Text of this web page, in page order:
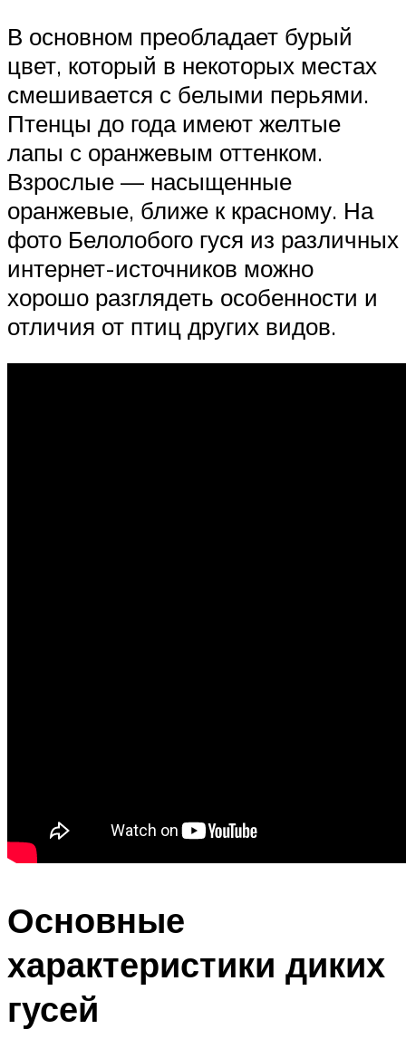
В основном преобладает бурый
цвет, который в некоторых местах
смешивается с белыми перьями.
Птенцы до года имеют желтые
лапы с оранжевым оттенком.
Взрослые — насыщенные
оранжевые, ближе к красному. На
фото Белолобого гуся из различных
интернет-источников можно
хорошо разглядеть особенности и
отличия от птиц других видов.
Основные
характеристики диких
гусей